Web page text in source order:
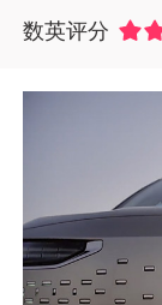
数英评分